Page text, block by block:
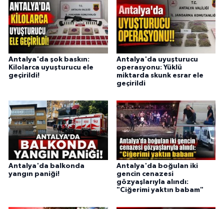
Antalya'da şok baskın:
Kilolarca uyuşturucu ele
geçirildi!
Antalya'da uyuşturucu
operasyonu: Yüklü
miktarda skunk esrar ele
geçirildi
Antalya'da balkonda
yangın paniği!
Antalya'da boğulan iki
gencin cenazesi
gözyaşlarıyla alındı:
"Ciğerimi yaktın babam"